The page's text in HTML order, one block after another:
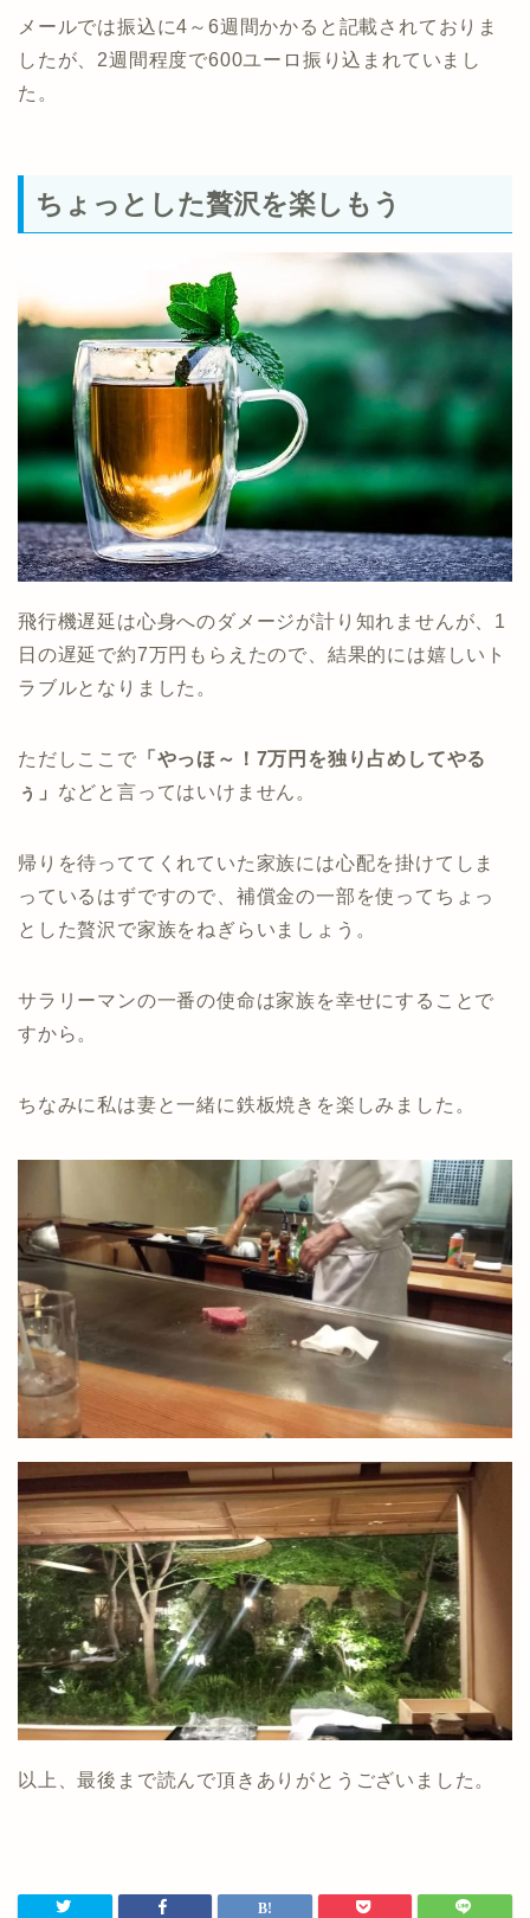
メールでは振込に4～6週間かかると記載されておりま
したが、2週間程度で600ユーロ振り込まれていまし
た。
ちょっとした贅沢を楽しもう
飛行機遅延は心身へのダメージが計り知れませんが、1
日の遅延で約7万円もらえたので、結果的には嬉しいト
ラブルとなりました。
ただしここで 「やっほ～！7万円を独り占めしてやる
ぅ」 などと言ってはいけません。
帰りを待っててくれていた家族には心配を掛けてしま
っているはずですので、補償金の一部を使ってちょっ
とした贅沢で家族をねぎらいましょう。
サラリーマンの一番の使命は家族を幸せにすることで
すから。
ちなみに私は妻と一緒に鉄板焼きを楽しみました。
以上、最後まで読んで頂きありがとうございました。